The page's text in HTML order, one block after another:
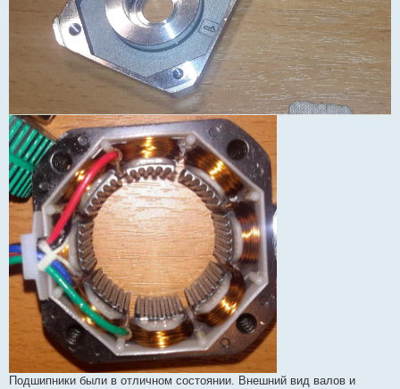
Подшипники были в отличном состоянии. Внешний вид валов и